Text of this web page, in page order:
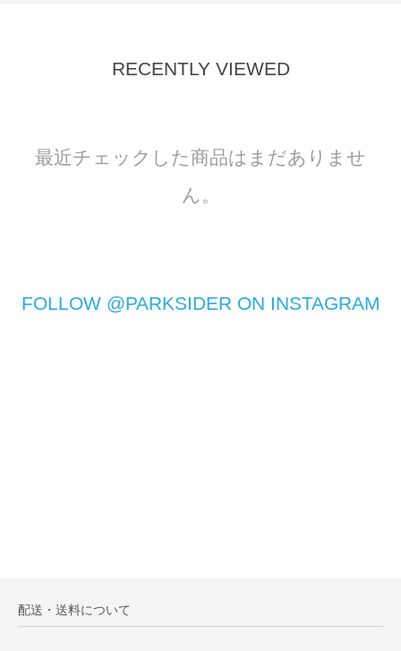
RECENTLY VIEWED
最近チェックした商品はまだありませ
ん。
FOLLOW @PARKSIDER ON INSTAGRAM
配送・送料について